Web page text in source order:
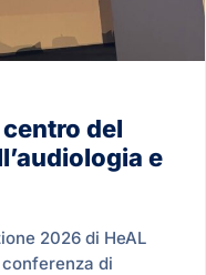
del
e
2026 di HeAL
di